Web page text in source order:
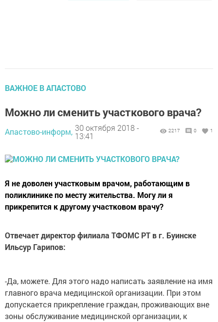
ВАЖНОЕ В АПАСТОВО
Можно ли сменить участкового врача?
Апастово-информ, 30 октября 2018 -
13:41
2217 0 1
Я не доволен участковым врачом, работающим в
поликлинике по месту жительства. Могу ли я
прикрепится к другому участковом врачу?
Отвечает директор филиала ТФОМС РТ в г. Буинске
Ильсур Гарипов:
-Да, можете. Для этого надо написать заявление на имя
главного врача медицинской организации. При этом
допускается прикрепление граждан, проживающих вне
зоны обслуживание медицинской организации, к